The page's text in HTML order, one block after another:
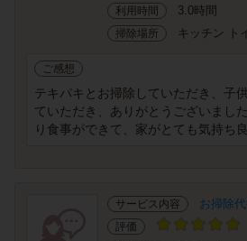
利用時間 3.0時間
掃除場所 キッチン ト
ご感想
テキパキとお掃除していただき、子
ていただき、ありがとうございまし
り食事ができて、家がとても気持ち良
サービス内容 お掃除
評価